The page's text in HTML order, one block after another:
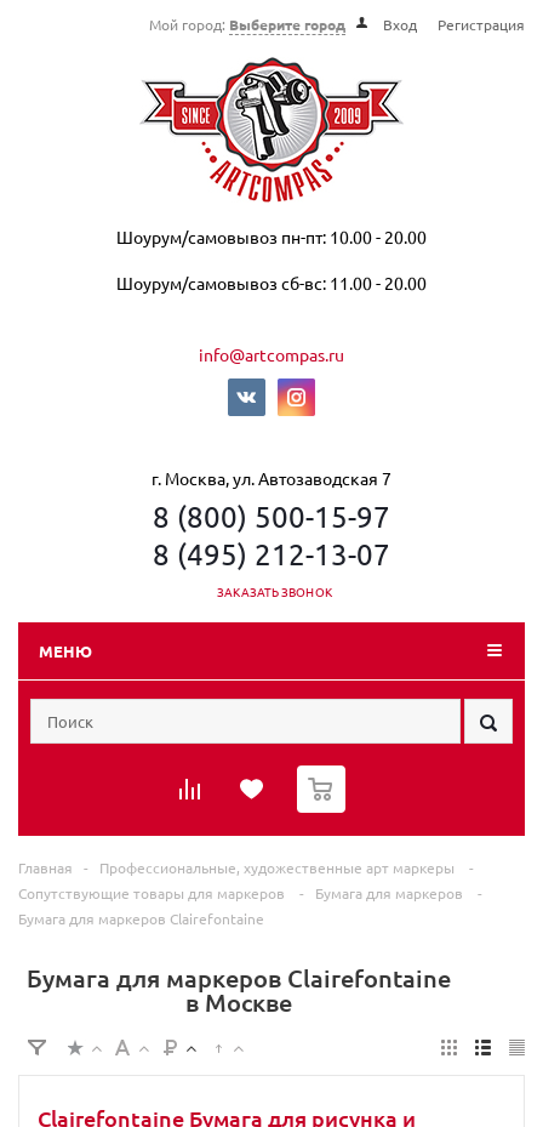
Мой город: Выберите город Вход Регистрация
Шоурум/самовывоз пн-пт: 10.00 - 20.00
Шоурум/самовывоз сб-вс: 11.00 - 20.00
info@artcompas.ru
г. Москва, ул. Автозаводская 7
8 (800) 500-15-97
8 (495) 212-13-07
ЗАКАЗАТЬ ЗВОНОК
МЕНЮ
0
Главная - Профессиональные, художественные арт маркеры
-
Сопутствующие товары для маркеров
- Бумага для маркеров
-
Бумага для маркеров Clairefontaine
Бумага для маркеров Clairefontaine
в Москве
Clairefontaine Бумага для рисунка и